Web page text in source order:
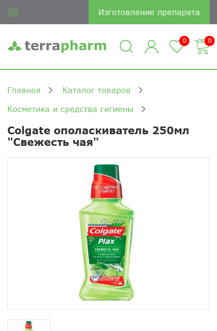
Изготовление препарата
0 0
Главная Каталог товаров
Косметика и средства гигиены
Colgate ополаскиватель 250мл
"Свежесть чая"